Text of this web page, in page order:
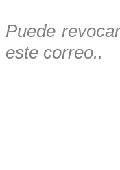
Puede
este correo..